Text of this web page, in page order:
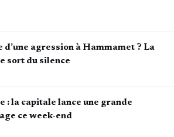
agression à Hammamet ? La
sort du silence
: la capitale lance une grande
ce week-end